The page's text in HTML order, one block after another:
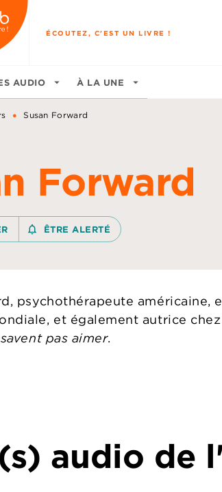
ÉCOUTEZ, C'EST UN LIVRE !
AUDIO arrow_drop_down À LA UNE arrow_drop_down
• Susan Forward
Forward
notifications_none_outlined
ÊTRE ALERTÉ
psychothérapeute américaine,
et également autrice
pas aimer.
audio de